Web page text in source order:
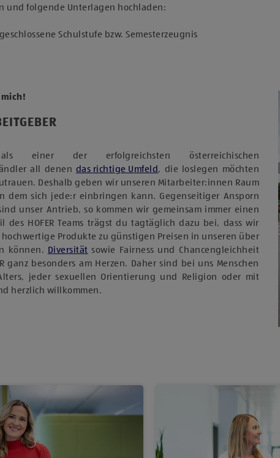
und folgende Unterlagen hochladen:
Schulstufe bzw. Semesterzeugnis
mich!
der erfolgreichsten österreichischen
all denen das richtige Umfeld , die loslegen möchten
Deshalb geben wir unseren Mitarbeiter:innen Raum
dem sich jede:r einbringen kann. Gegenseitiger Ansporn
unser Antrieb, so kommen wir gemeinsam immer einen
des HOFER Teams trägst du tagtäglich dazu bei, dass wir
Produkte zu günstigen Preisen in unseren über
können. Diversität sowie Fairness und Chancengleichheit
ganz besonders am Herzen. Daher sind bei uns Menschen
jeder sexuellen Orientierung und Religion oder mit
herzlich willkommen.